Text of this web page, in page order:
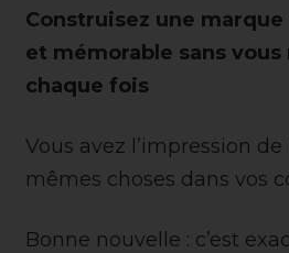
Construisez une
et mémorable sans
chaque fois
Vous avez l’impression
mêmes choses dans vos
Bonne nouvelle : c’est